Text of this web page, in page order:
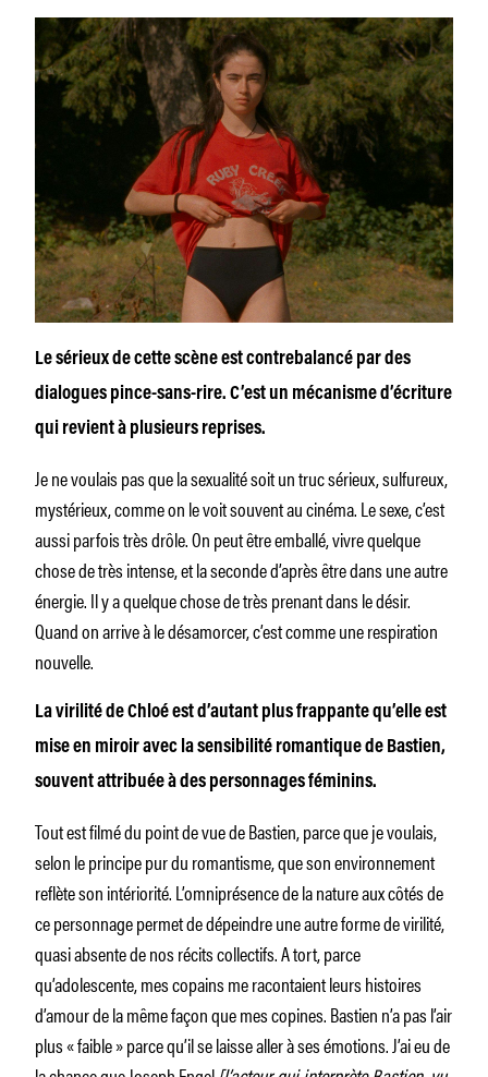
Le sérieux de cette scène est contrebalancé par des
dialogues pince-sans-rire. C’est un mécanisme d’écriture
qui revient à plusieurs reprises.
Je ne voulais pas que la sexualité soit un truc sérieux, sulfureux,
mystérieux, comme on le voit souvent au cinéma. Le sexe, c’est
aussi parfois très drôle. On peut être emballé, vivre quelque
chose de très intense, et la seconde d’après être dans une autre
énergie. Il y a quelque chose de très prenant dans le désir.
Quand on arrive à le désamorcer, c’est comme une respiration
nouvelle.
La virilité de Chloé est d’autant plus frappante qu’elle est
mise en miroir avec la sensibilité romantique de Bastien,
souvent attribuée à des personnages féminins.
Tout est filmé du point de vue de Bastien, parce que je voulais,
selon le principe pur du romantisme, que son environnement
reflète son intériorité. L’omniprésence de la nature aux côtés de
ce personnage permet de dépeindre une autre forme de virilité,
quasi absente de nos récits collectifs. A tort, parce
qu’adolescente, mes copains me racontaient leurs histoires
d’amour de la même façon que mes copines. Bastien n’a pas l’air
plus « faible » parce qu’il se laisse aller à ses émotions. J’ai eu de